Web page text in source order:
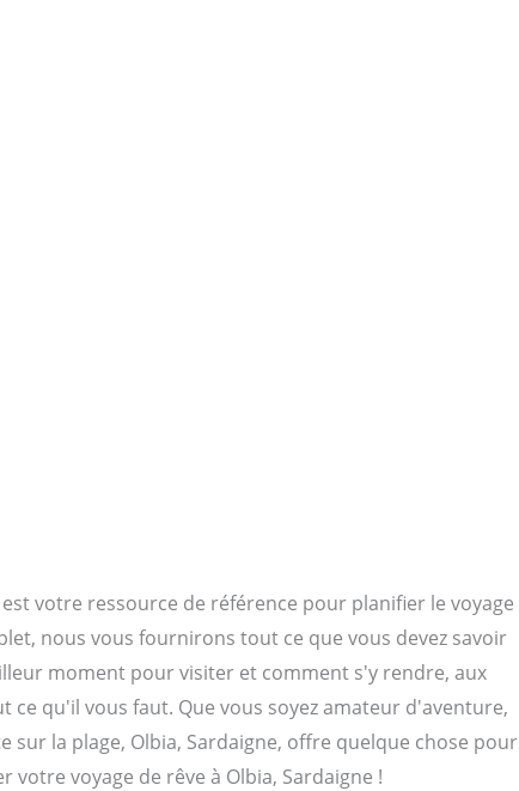
votre ressource de référence pour planifier le voyage
nous vous fournirons tout ce que vous devez savoir
moment pour visiter et comment s'y rendre, aux
qu'il vous faut. Que vous soyez amateur d'aventure,
la plage, Olbia, Sardaigne, offre quelque chose pour
voyage de rêve à Olbia, Sardaigne !